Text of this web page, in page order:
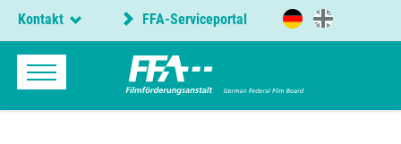
Kontakt FFA-Serviceportal